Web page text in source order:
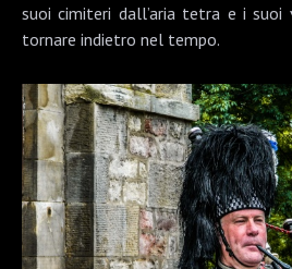
suoi cimiteri dall’aria tetra e i
tornare indietro nel tempo.